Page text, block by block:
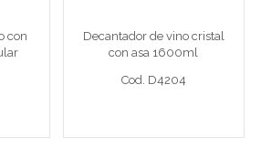
con
Cod. D4204
Decantador de vino cristal
con asa 1600ml
Cod. D4204